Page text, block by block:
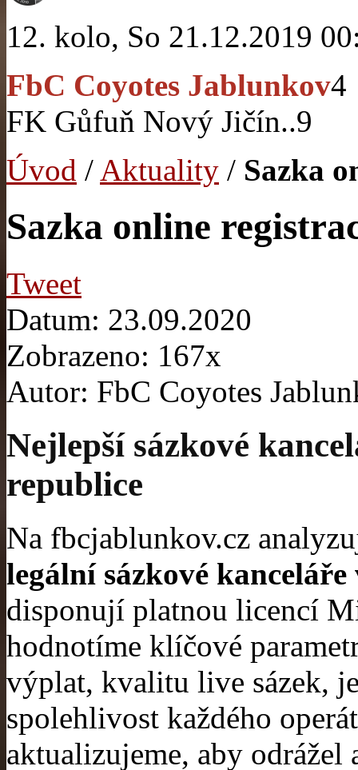
12. kolo, So 21.12.2019
FbC Coyotes Jablunkov4
FK Gůfuň Nový Jičín..9
Úvod / Aktuality / Sazka
Sazka online
Tweet
Datum: 23.09.2020
Zobrazeno: 167x
Autor: FbC Coyotes
Nejlepší sázkové
republice
Na fbcjablunkov.cz
legální sázkové
disponují platnou licencí
hodnotíme klíčové
výplat, kvalitu live sázek,
spolehlivost každého
aktualizujeme, aby